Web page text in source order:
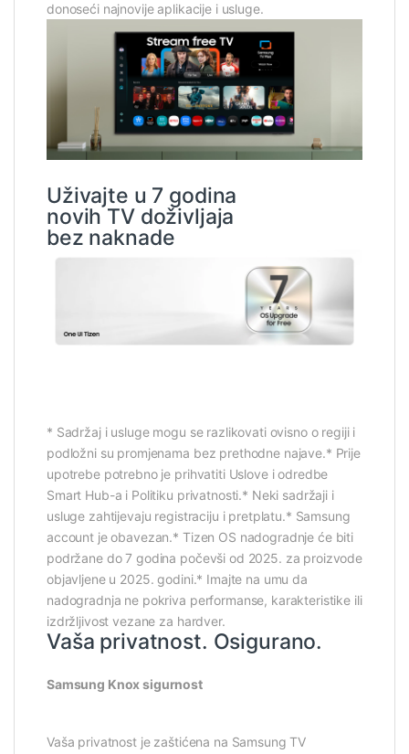
donoseći najnovije aplikacije i usluge.
Uživajte u 7 godina
novih TV doživljaja
bez naknade
* Sadržaj i usluge mogu se razlikovati ovisno o regiji i
podložni su promjenama bez prethodne najave.* Prije
upotrebe potrebno je prihvatiti Uslove i odredbe
Smart Hub-a i Politiku privatnosti.* Neki sadržaji i
usluge zahtijevaju registraciju i pretplatu.* Samsung
account je obavezan.* Tizen OS nadogradnje će biti
podržane do 7 godina počevši od 2025. za proizvode
objavljene u 2025. godini.* Imajte na umu da
nadogradnja ne pokriva performanse, karakteristike ili
izdržljivost vezane za hardver.
Vaša privatnost. Osigurano.
Samsung Knox sigurnost
Vaša privatnost je zaštićena na Samsung TV